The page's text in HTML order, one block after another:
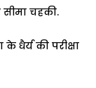
सीमा चहकी.
धैर्य की परीक्षा